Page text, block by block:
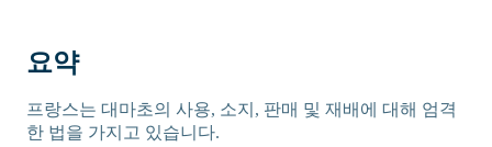
요약
프랑스는 대마초의 사용, 소지, 판매 및 재배에 대해 엄격
한 법을 가지고 있습니다.